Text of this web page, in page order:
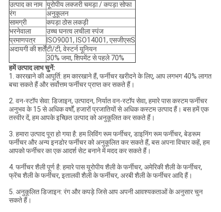
उत्पाद का नाम यूरोपीय लक्जरी चमड़ा / कपड़ा सोफा
रंग
अनुकूलन
सामग्री
कपड़ा ठोस लकड़ी
भरनेवाला
उच्च घनत्व लचीला स्पंज
प्रमाणपत्र
ISO9001, ISO14001, एसजीएसS
अदायगी की शर्तेंटी/टी, वेस्टर्न यूनियन
30% जमा, शिपमेंट से पहले 70%
हमें उत्पाद लाभ चुनें:
1. कारखाने की आपूर्ति: हम कारखाने हैं, फर्नीचर खरीदने के लिए, आप लगभग 40% लागत
बचा सकते हैं और सर्वोत्तम फर्नीचर प्राप्त कर सकते हैं।
2. वन-स्टॉप सेवा: डिजाइन, उत्पादन, निर्यात वन-स्टॉप सेवा, हमारे पास कस्टम फर्नीचर
अनुभव के 15 से अधिक वर्षों, हजारों प्रजातियों से अधिक कस्टम उत्पाद हैं। बस हमें एक
तस्वीर दें, हम आपके इच्छित उत्पाद को अनुकूलित कर सकते हैं।
3. हमारा उत्पाद पूरा हो गया है: हम लिविंग रूम फर्नीचर, डाइनिंग रूम फर्नीचर, बेडरूम
फर्नीचर और अन्य इनडोर फर्नीचर को अनुकूलित कर सकते हैं, बस अपना विचार कहें, हम
आपको फर्नीचर का एक आदर्श सेट बनाने में मदद कर सकते हैं।
4. फर्नीचर शैली पूर्ण है: हमारे पास यूरोपीय शैली के फर्नीचर, अमेरिकी शैली के फर्नीचर,
फ्रेंच शैली के फर्नीचर, इतालवी शैली के फर्नीचर, अरबी शैली के फर्नीचर आदि हैं।
5. अनुकूलित डिजाइन: रंग और कपड़े जिसे आप अपनी आवश्यकताओं के अनुसार चुन
सकते हैं।